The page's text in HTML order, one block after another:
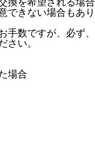
換を希望される場合
できない場合もあり
手数ですが、必ず、
さい。
場合